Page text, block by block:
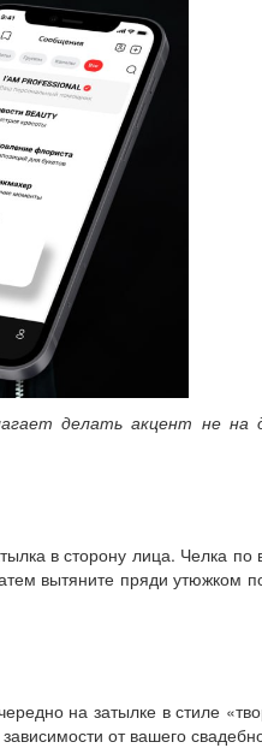
делать акцент не
в сторону лица. Челка
вытяните пряди утюжком
на затылке в стиле
от вашего